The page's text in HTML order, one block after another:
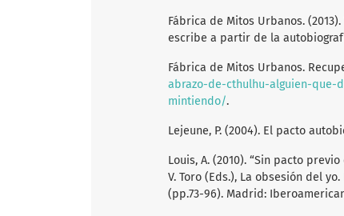
Fábrica de Mitos Urbanos.
escribe a partir de la
Fábrica de Mitos Urbanos.
abrazo-de-cthulhu-alguien-
mintiendo/.
Lejeune, P. (2004). El pacto
Louis, A. (2010). “Sin pacto
V. Toro (Eds.), La obsesión del
(pp.73-96). Madrid: